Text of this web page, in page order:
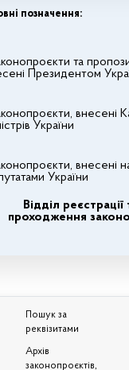
позначення:
та
Президентом
внесені
України
внесені
України
Відділ
проходження
Пошук за
реквізитами
Архів
законопроєктів,